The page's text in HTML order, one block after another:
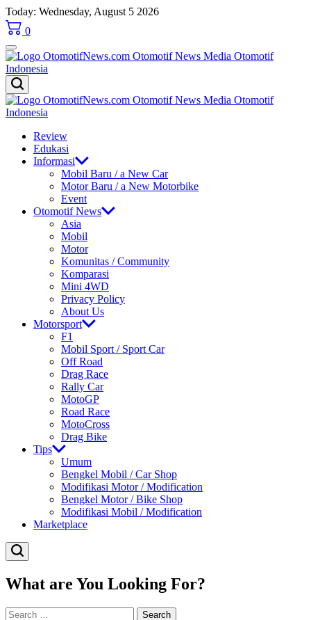
Skip
to
content
Today: Wednesday, August 5 2026
0
OtomotifNews.com
OtomotifNews.com
Review
Edukasi
Informasi
Mobil Baru / a New Car
Motor Baru / a New Motorbike
Event
Otomotif News
Asia
Mobil
Motor
Komunitas / Community
Komparasi
Mini 4WD
Privacy Policy
About Us
Motorsport
F1
Mobil Sport / Sport Car
Off Road
Drag Race
Rally Car
MotoGP
Road Race
MotoCross
Drag Bike
Tips
Umum
Bengkel Mobil / Car Shop
Modifikasi Motor / Modification
Bengkel Motor / Bike Shop
Modifikasi Mobil / Modification
Marketplace
What are You Looking For?
Search